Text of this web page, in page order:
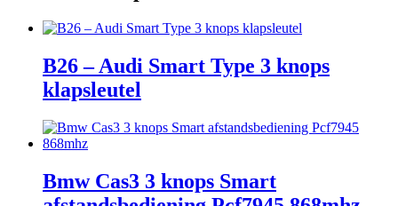
B26 – Audi Smart Type 3 knops
klapsleutel
Bmw Cas3 3 knops Smart